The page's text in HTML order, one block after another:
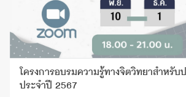
โครงการอบรมความรู้ทางจิตวิทยาสำหรับ
ประจำปี 2567